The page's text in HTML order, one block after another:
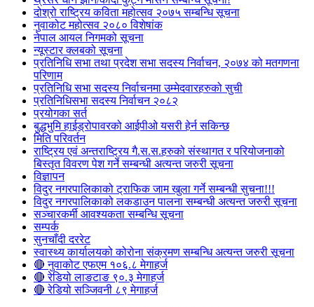
दोश्रो राष्ट्रिय कविता महोत्सव २०७५ सम्बन्धि सूचना
नुवाकोट महोत्सव २०८० विशेषांक
नेपाल आयल निगमको सूचना
न्यूस्टार क्लबको सूचना
प्रतिनिधि सभा तथा प्रदेश सभा सदस्य निर्वाचन, २०७४ को मतगणना
परिणाम
प्रतिनिधि सभा सदस्य निर्वाचनमा उम्मेदवारहरुको सुची
प्रतिनिधिसभा सदस्य निर्वाचन २०८२
प्रयोगका सर्त
बुद्धभुमि हाईड्रोपावरको आईपीओ यसरी हेर्न सकिन्छ
मिति परिवर्तन
राष्ट्रिय एवं अन्तराष्ट्रिय गै.स.स.हरुको संस्थागत र परियोजनाको
बिस्तृत विवरण पेश गर्ने सम्बन्धी अत्यन्त जरुरी सूचना
विज्ञापन
विदुर नगरपालिकाको ट्राफिक जाम खुला गर्ने सम्बन्धी सुचना!!!
विदुर नगरपालिकाको लकडाउन पालना सम्बन्धी अत्यन्त जरुरी सूचना
सञ्चारकर्मी आवश्यकता सम्बन्धि सूचना
सम्पर्क
सुनचाँदी दररेट
स्वास्थ्य कार्यालयको कोरोना संक्रमण सम्बन्धि अत्यन्त जरुरी सूचना
🔴 नुवाकोट एफएम १०६.८ मेगाहर्ज
🔴 रेडियो लाङटाङ ९०.३ मेगाहर्ज
🔴 रेडियो सञ्जिवनी ८९ मेगाहर्ज